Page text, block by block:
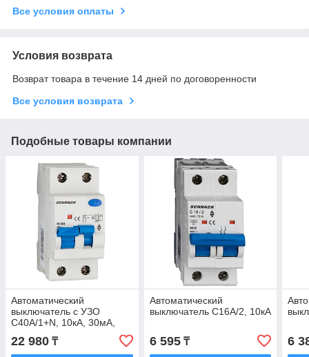
Все условия оплаты
Условия возврата
Возврат товара в течение 14 дней по договоренности
Все условия возврата
Подобные товары компании
Автоматический
выключатель с УЗО
C40А/1+N, 10кА, 30мА,
22 980 ₸
Автоматический
выключатель C16А/2, 10кА
6 595₸ 6